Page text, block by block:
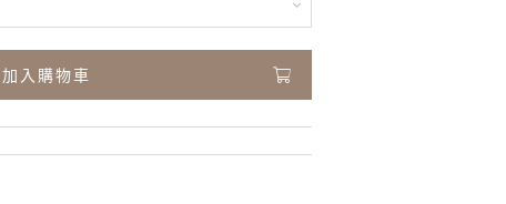
加入購物車